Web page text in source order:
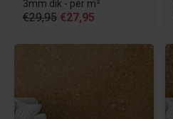
3mm dik - per m²
€29,95 €27,95